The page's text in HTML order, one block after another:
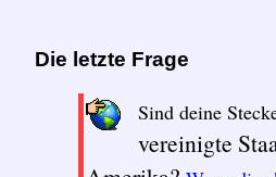
Die letzte Frage
Sind deine
vereinigte